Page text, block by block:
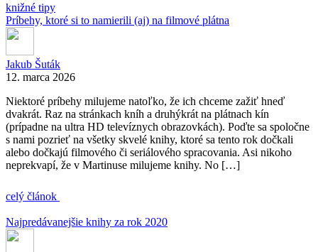
knižné tipy
Príbehy, ktoré si to namierili (aj) na filmové plátna
Jakub Šuták
12. marca 2026
Niektoré príbehy milujeme natoľko, že ich chceme zažiť hneď
dvakrát. Raz na stránkach kníh a druhýkrát na plátnach kín
(prípadne na ultra HD televíznych obrazovkách). Poďte sa spoločne
s nami pozrieť na všetky skvelé knihy, ktoré sa tento rok dočkali
alebo dočkajú filmového či seriálového spracovania. Asi nikoho
neprekvapí, že v Martinuse milujeme knihy. No […]
celý článok
Najpredávanejšie knihy za rok 2020